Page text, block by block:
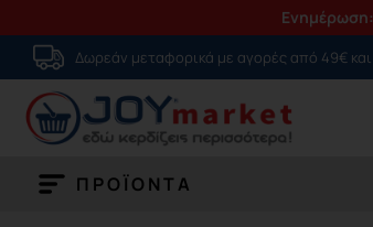
Ενημέρωση:
Μετάβαση
στο
περιεχόμενο
Δωρεάν μεταφορικά με αγορές από 49€
ΠΡΟΪΟΝΤΑ